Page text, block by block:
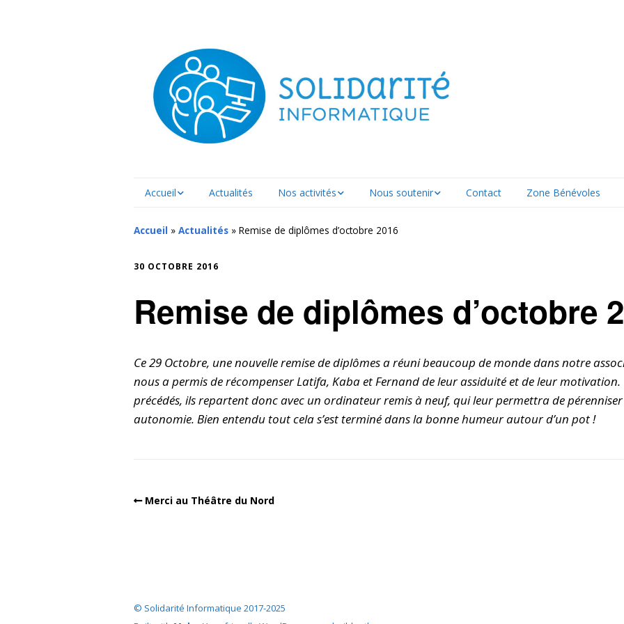
Accueil Actualités Nos activités
La maintenance
Nous soutenir
Rejoindre nos
bénévoles
partenaire
Nous faire connaitre
Contact Zone Bénévoles
Accueil » Actualités » Remise de diplômes d’octobre 2016
30 OCTOBRE 2016
Remise de diplômes d’octobre
Ce 29 Octobre, une nouvelle remise de diplômes a réuni beaucoup de monde dans notre
nous a permis de récompenser Latifa, Kaba et Fernand de leur assiduité et de leur
précédés, ils repartent donc avec un ordinateur remis à neuf, qui leur permettra de
autonomie. Bien entendu tout cela s’est terminé dans la bonne humeur autour d’un pot !
Merci au Théâtre du Nord
© Solidarité Informatique 2017-2025